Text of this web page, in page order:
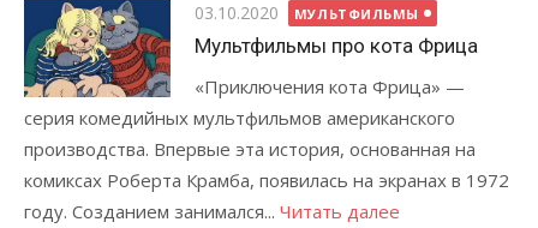
Posted
on
03.10.2020 МУЛЬТФИЛЬМЫ
Мультфильмы про кота Фрица
«Приключения кота Фрица» —
серия комедийных мультфильмов американского
производства. Впервые эта история, основанная на
комиксах Роберта Крамба, появилась на экранах в 1972
году. Созданием занимался... Читать далее